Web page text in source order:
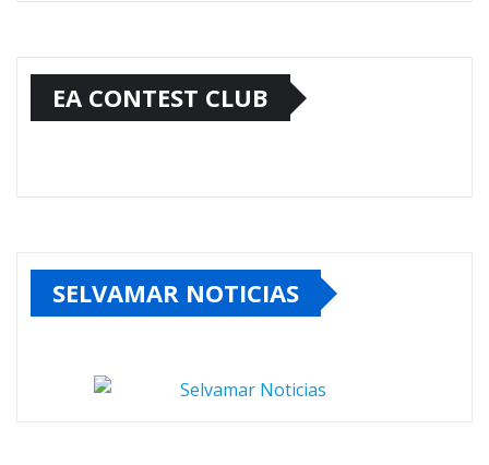
EA CONTEST CLUB
SELVAMAR NOTICIAS